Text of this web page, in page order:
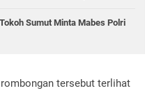
Sumut Minta Mabes Polri
tersebut terlihat